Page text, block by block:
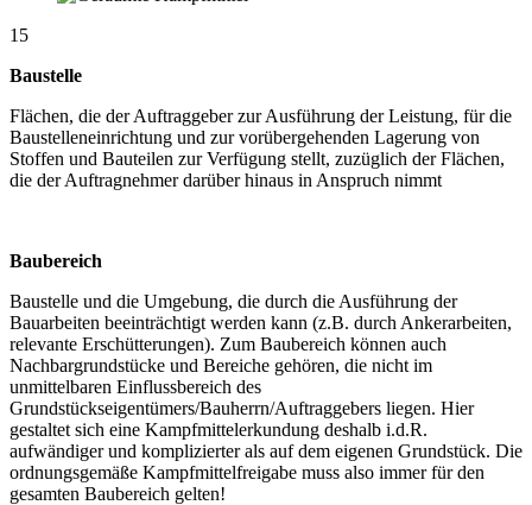
15
Baustelle
Flächen, die der Auftraggeber zur Ausführung der Leistung, für die
Baustelleneinrichtung und zur vorübergehenden Lagerung von
Stoffen und Bauteilen zur Verfügung stellt, zuzüglich der Flächen,
die der Auftragnehmer darüber hinaus in Anspruch nimmt
Baubereich
Baustelle und die Umgebung, die durch die Ausführung der
Bauarbeiten beeinträchtigt werden kann (z.B. durch Ankerarbeiten,
relevante Erschütterungen). Zum Baubereich können auch
Nachbargrundstücke und Bereiche gehören, die nicht im
unmittelbaren Einflussbereich des
Grundstückseigentümers/Bauherrn/Auftraggebers liegen. Hier
gestaltet sich eine Kampfmittelerkundung deshalb i.d.R.
aufwändiger und komplizierter als auf dem eigenen Grundstück. Die
ordnungsgemäße Kampfmittelfreigabe muss also immer für den
gesamten Baubereich gelten!